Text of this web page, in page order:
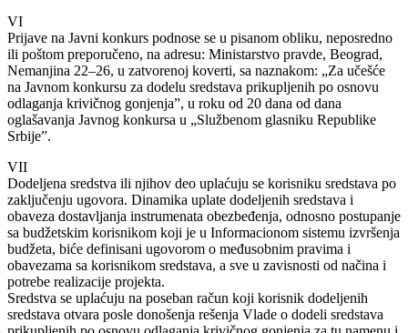
VI
Prijave na Javni konkurs podnose se u pisanom obliku, neposredno
ili poštom preporučeno, na adresu: Ministarstvo pravde, Beograd,
Nemanjina 22–26, u zatvorenoj koverti, sa naznakom: „Za učešće
na Javnom konkursu za dodelu sredstava prikupljenih po osnovu
odlaganja krivičnog gonjenja”, u roku od 20 dana od dana
oglašavanja Javnog konkursa u „Službenom glasniku Republike
Srbije”.
VII
Dodeljena sredstva ili njihov deo uplaćuju se korisniku sredstava po
zaključenju ugovora. Dinamika uplate dodeljenih sredstava i
obaveza dostavljanja instrumenata obezbeđenja, odnosno postupanje
sa budžetskim korisnikom koji je u Informacionom sistemu izvršenja
budžeta, biće definisani ugovorom o međusobnim pravima i
obavezama sa korisnikom sredstava, a sve u zavisnosti od načina i
potrebe realizacije projekta.
Sredstva se uplaćuju na poseban račun koji korisnik dodeljenih
sredstava otvara posle donošenja rešenja Vlade o dodeli sredstava